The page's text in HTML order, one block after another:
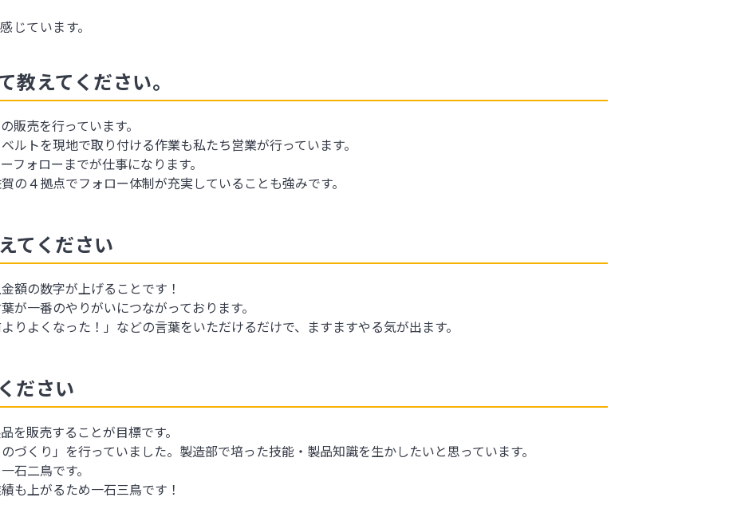
じています。
教えてください。
販売を行っています。
ルトを現地で取り付ける作業も私たち営業が行っています。
フォローまでが仕事になります。
の４拠点でフォロー体制が充実していることも強みです。
てください
額の数字が上げることです！
が一番のやりがいにつながっております。
りよくなった！」などの言葉をいただけるだけで、ますますやる気が出ます。
ださい
を販売することが目標です。
づくり」を行っていました。製造部で培った技能・製品知識を生かしたいと思っています。
石二鳥です。
も上がるため一石三鳥です！